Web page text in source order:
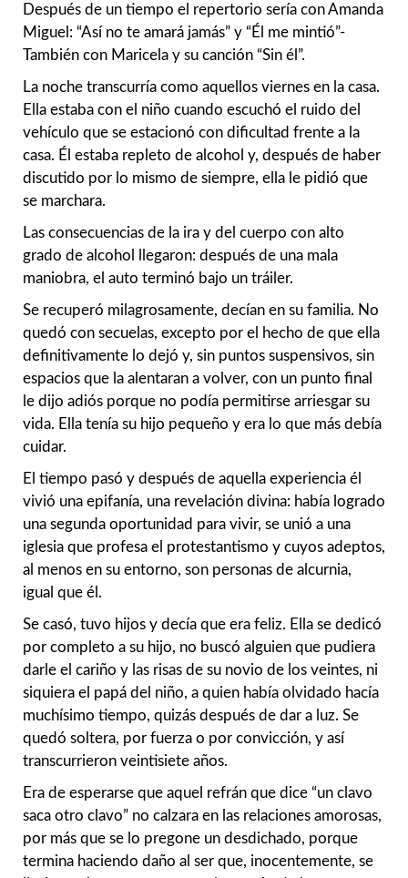
Después de un tiempo el repertorio sería con Amanda
Miguel: “Así no te amará jamás” y “Él me mintió”-
También con Maricela y su canción “Sin él”.
La noche transcurría como aquellos viernes en la casa.
Ella estaba con el niño cuando escuchó el ruido del
vehículo que se estacionó con dificultad frente a la
casa. Él estaba repleto de alcohol y, después de haber
discutido por lo mismo de siempre, ella le pidió que
se marchara.
Las consecuencias de la ira y del cuerpo con alto
grado de alcohol llegaron: después de una mala
maniobra, el auto terminó bajo un tráiler.
Se recuperó milagrosamente, decían en su familia. No
quedó con secuelas, excepto por el hecho de que ella
definitivamente lo dejó y, sin puntos suspensivos, sin
espacios que la alentaran a volver, con un punto final
le dijo adiós porque no podía permitirse arriesgar su
vida. Ella tenía su hijo pequeño y era lo que más debía
cuidar.
El tiempo pasó y después de aquella experiencia él
vivió una epifanía, una revelación divina: había logrado
una segunda oportunidad para vivir, se unió a una
iglesia que profesa el protestantismo y cuyos adeptos,
al menos en su entorno, son personas de alcurnia,
igual que él.
Se casó, tuvo hijos y decía que era feliz. Ella se dedicó
por completo a su hijo, no buscó alguien que pudiera
darle el cariño y las risas de su novio de los veintes, ni
siquiera el papá del niño, a quien había olvidado hacía
muchísimo tiempo, quizás después de dar a luz. Se
quedó soltera, por fuerza o por convicción, y así
transcurrieron veintisiete años.
Era de esperarse que aquel refrán que dice “un clavo
saca otro clavo” no calzara en las relaciones amorosas,
por más que se lo pregone un desdichado, porque
termina haciendo daño al ser que, inocentemente, se